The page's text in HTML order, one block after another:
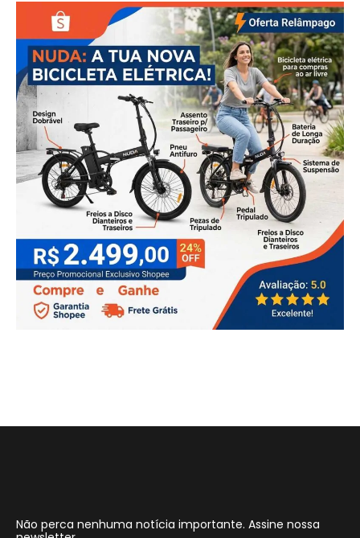
Não perca nenhuma notícia importante. Assine nossa